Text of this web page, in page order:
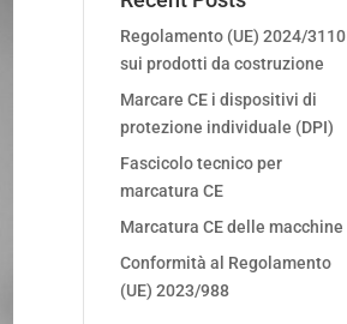
Regolamento (UE) 2024/3110
sui prodotti da costruzione
Marcare CE i dispositivi di
protezione individuale (DPI)
Fascicolo tecnico per
marcatura CE
Marcatura CE delle macchine
Conformità al Regolamento
(UE) 2023/988